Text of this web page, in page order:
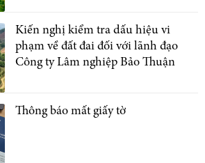
Kiến nghị kiểm tra dấu hiệu vi
phạm về đất đai đối với lãnh đạo
Công ty Lâm nghiệp Bảo Thuận
Thông báo mất giấy tờ